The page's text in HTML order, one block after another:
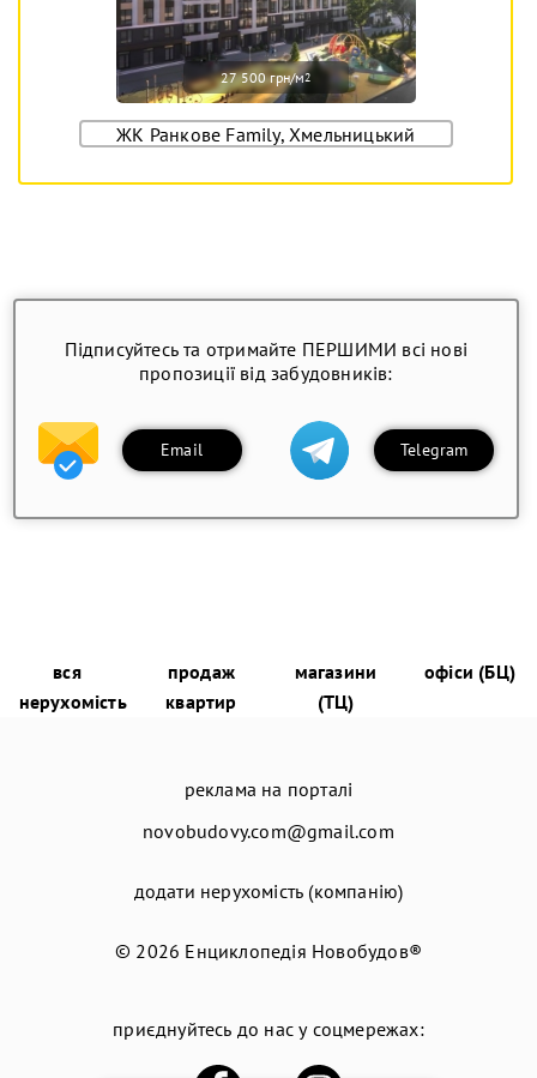
27 500 грн/м2
ЖК Ранкове Family, Хмельницький
Підписуйтесь та отримайте ПЕРШИМИ всі нові
пропозиції від забудовників:
Email Telegram
вся
нерухомість
продаж
квартир
магазини
(ТЦ)
офіси (БЦ)
реклама на порталі
novobudovy.com@gmail.com
додати нерухомість (компанію)
© 2026 Енциклопедія Новобудов®
приєднуйтесь до нас у соцмережах: